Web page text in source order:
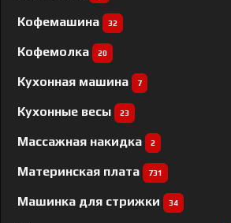
Кофемашина 32
Кофемолка 20
Кухонная машина 7
Кухонные весы 23
Массажная накидка 2
Материнская плата 731
Машинка для стрижки 34